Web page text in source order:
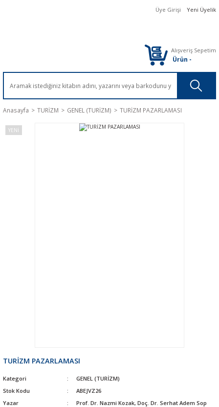
Üye Girişi Yeni Üyelik
Alışveriş Sepetim
Ürün -
Anasayfa TURİZM GENEL (TURİZM) TURİZM PAZARLAMASI
YENİ
TURİZM PAZARLAMASI
Kategori
GENEL (TURİZM)
Stok Kodu
ABEJVZ26
Yazar
Prof. Dr. Nazmi Kozak, Doç. Dr. Serhat Adem Sop